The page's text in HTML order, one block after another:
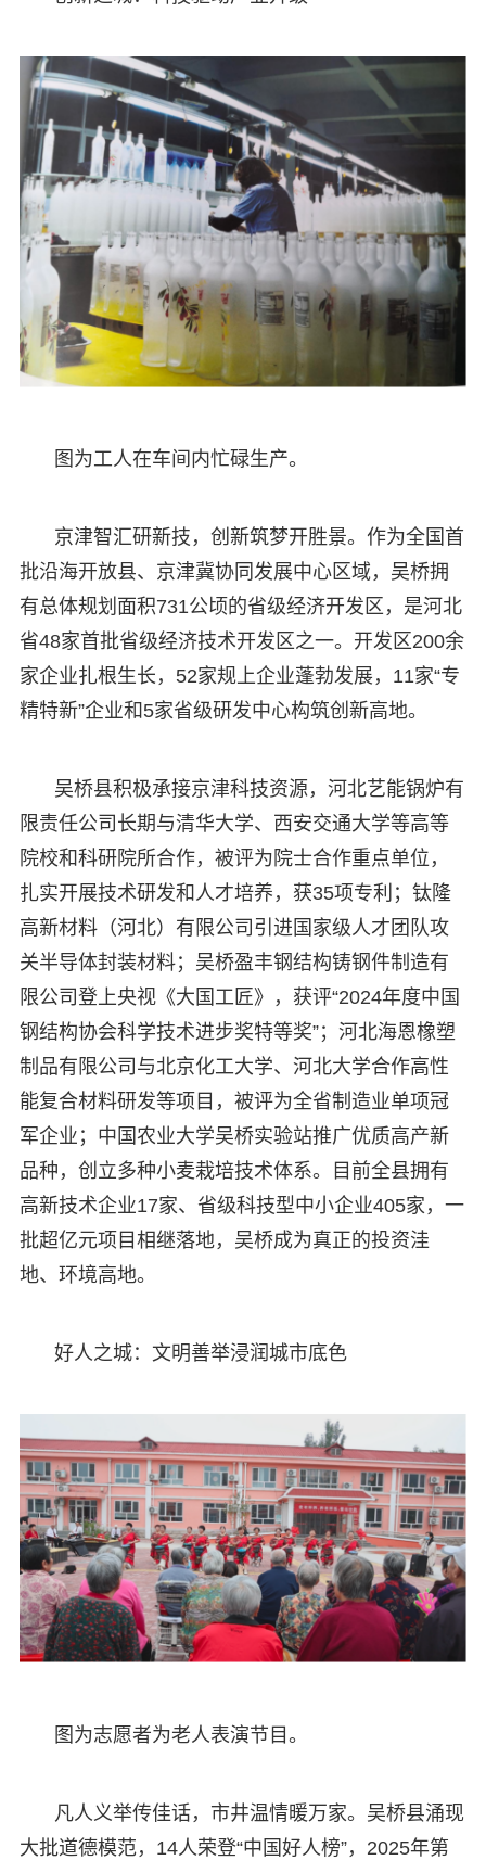
图为工人在车间内忙碌生产。
京津智汇研新技，创新筑梦开胜景。作为全国首
批沿海开放县、京津冀协同发展中心区域，吴桥拥
有总体规划面积731公顷的省级经济开发区，是河北
省48家首批省级经济技术开发区之一。开发区200余
家企业扎根生长，52家规上企业蓬勃发展，11家“专
精特新”企业和5家省级研发中心构筑创新高地。
吴桥县积极承接京津科技资源，河北艺能锅炉有
限责任公司长期与清华大学、西安交通大学等高等
院校和科研院所合作，被评为院士合作重点单位，
扎实开展技术研发和人才培养，获35项专利；钛隆
高新材料（河北）有限公司引进国家级人才团队攻
关半导体封装材料；吴桥盈丰钢结构铸钢件制造有
限公司登上央视《大国工匠》，获评“2024年度中国
钢结构协会科学技术进步奖特等奖”；河北海恩橡塑
制品有限公司与北京化工大学、河北大学合作高性
能复合材料研发等项目，被评为全省制造业单项冠
军企业；中国农业大学吴桥实验站推广优质高产新
品种，创立多种小麦栽培技术体系。目前全县拥有
高新技术企业17家、省级科技型中小企业405家，一
批超亿元项目相继落地，吴桥成为真正的投资洼
地、环境高地。
好人之城：文明善举浸润城市底色​
图为志愿者为老人表演节目。
凡人义举传佳话，市井温情暖万家。吴桥县涌现
大批道德模范，14人荣登“中国好人榜”，2025年第